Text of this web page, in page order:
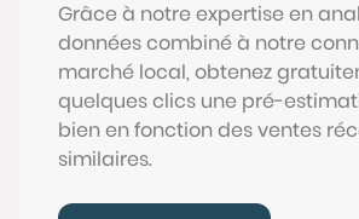
Grâce à notre expertise en
données combiné à notre
marché local, obtenez
quelques clics une pré-
bien en fonction des ventes
similaires.